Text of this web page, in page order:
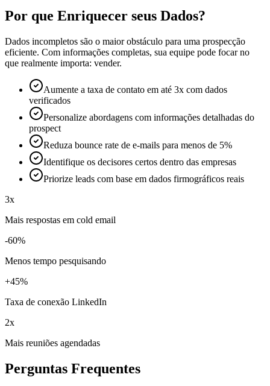
Por que Enriquecer seus Dados?
Dados incompletos são o maior obstáculo para uma prospecção
eficiente. Com informações completas, sua equipe pode focar no
que realmente importa: vender.
Aumente a taxa de contato em até 3x com dados
verificados
Personalize abordagens com informações detalhadas do
prospect
Reduza bounce rate de e-mails para menos de 5%
Identifique os decisores certos dentro das empresas
Priorize leads com base em dados firmográficos reais
3x
Mais respostas em cold email
-60%
Menos tempo pesquisando
+45%
Taxa de conexão LinkedIn
2x
Mais reuniões agendadas
Perguntas Frequentes